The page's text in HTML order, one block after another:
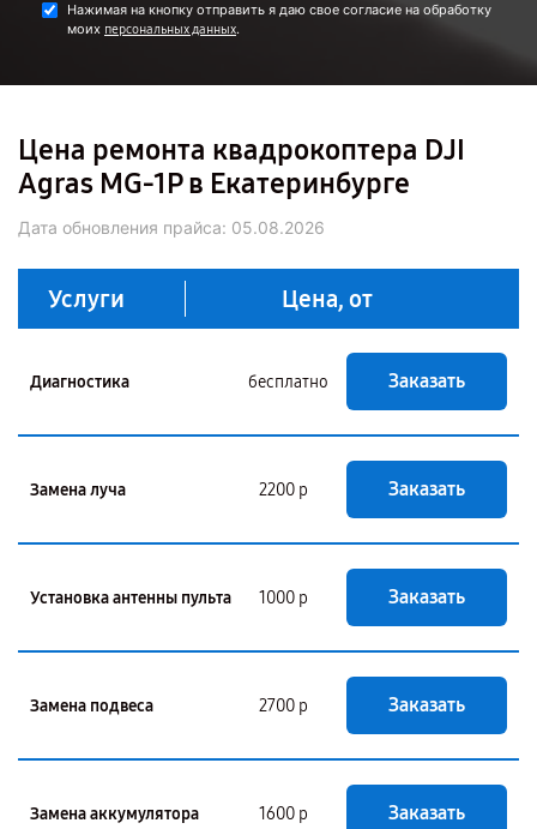
Нажимая на кнопку отправить я даю свое согласие на обработку
моих персональных данных.
Цена ремонта квадрокоптера DJI
Agras MG-1P в Екатеринбурге
Дата обновления прайса: 05.08.2026
Услуги Цена, от
Диагностика бесплатно Заказать
Замена луча 2200 р Заказать
Установка антенны пульта 1000 р Заказать
Замена подвеса 2700 р Заказать
Замена аккумулятора 1600 р Заказать